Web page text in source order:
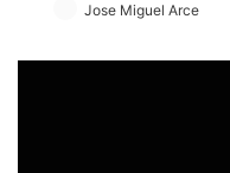
Jose Miguel Arce